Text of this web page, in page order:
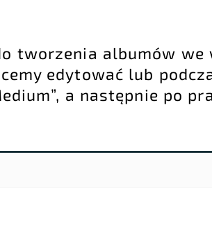
tworzenia albumów we
edytować lub
a następnie po